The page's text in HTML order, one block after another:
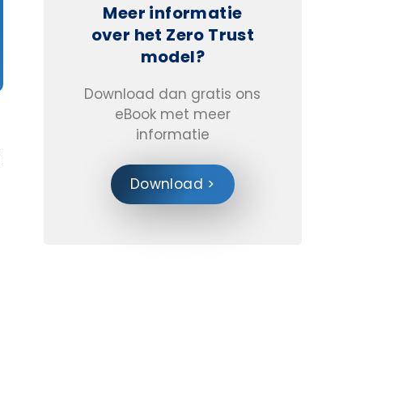
Meer informatie
over het Zero Trust
model?
Download dan gratis ons
eBook met meer
informatie
Download >